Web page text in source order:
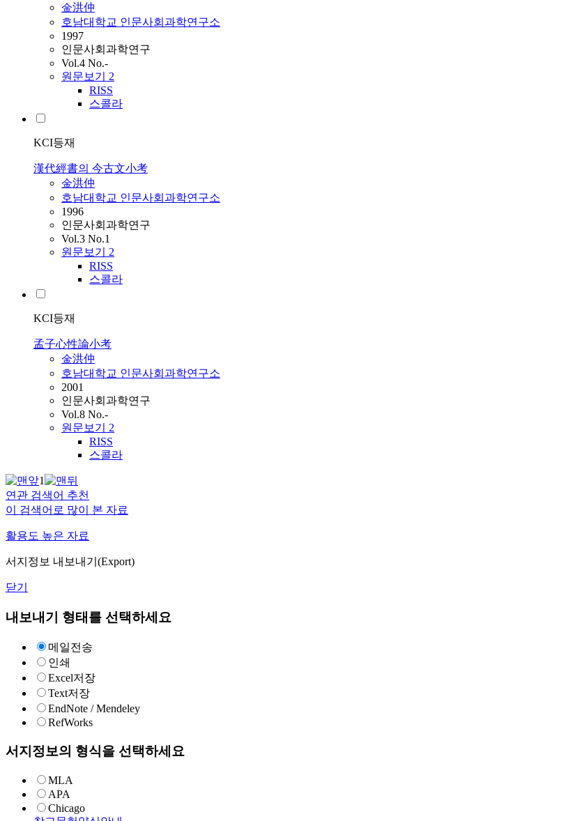
金洪仲
호남대학교 인문사회과학연구소
1997
인문사회과학연구
Vol.4 No.-
원문보기 2
RISS
스콜라
KCI등재
漢代經書의 今古文小考
金洪仲
호남대학교 인문사회과학연구소
1996
인문사회과학연구
Vol.3 No.1
원문보기 2
RISS
스콜라
KCI등재
孟子心性論小考
金洪仲
호남대학교 인문사회과학연구소
2001
인문사회과학연구
Vol.8 No.-
원문보기 2
RISS
스콜라
1
연관 검색어 추천
이 검색어로 많이 본 자료
활용도 높은 자료
서지정보 내보내기(Export)
닫기
내보내기 형태를 선택하세요
메일전송
인쇄
Excel저장
Text저장
EndNote / Mendeley
RefWorks
서지정보의 형식을 선택하세요
MLA
APA
Chicago